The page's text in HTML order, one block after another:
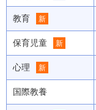
教育 新
保育児童 新
心理 新
国際教養